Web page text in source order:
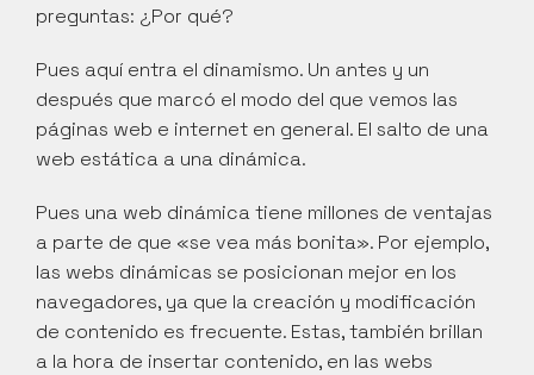
preguntas: ¿Por qué?
Pues aquí entra el dinamismo. Un antes y un
después que marcó el modo del que vemos las
páginas web e internet en general. El salto de una
web estática a una dinámica.
Pues una web dinámica tiene millones de ventajas
a parte de que «se vea más bonita». Por ejemplo,
las webs dinámicas se posicionan mejor en los
navegadores, ya que la creación y modificación
de contenido es frecuente. Estas, también brillan
a la hora de insertar contenido, en las webs